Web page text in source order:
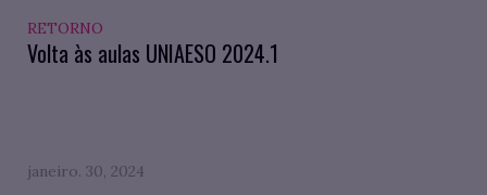
RETORNO
Volta às aulas UNIAESO 2024.1
janeiro. 30, 2024